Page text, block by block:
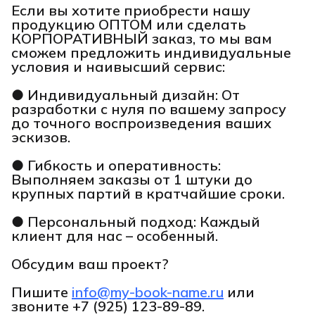
Если вы хотите приобрести нашу
продукцию ОПТОМ или сделать
КОРПОРАТИВНЫЙ заказ, то мы вам
сможем предложить индивидуальные
условия и наивысший сервис:
● Индивидуальный дизайн: От
разработки с нуля по вашему запросу
до точного воспроизведения ваших
эскизов.
● Гибкость и оперативность:
Выполняем заказы от 1 штуки до
крупных партий в кратчайшие сроки.
● Персональный подход: Каждый
клиент для нас – особенный.
Обсудим ваш проект?
Пишите info@my-book-name.ru или
звоните +7 (925) 123-89-89.